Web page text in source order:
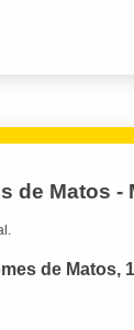
de Matos -
de Matos,